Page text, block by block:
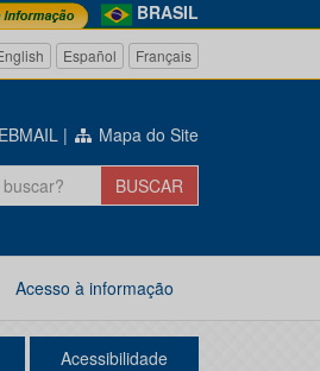
BRASIL
Español Français
| Mapa do Site
Acesso à informação
Acessibilidade